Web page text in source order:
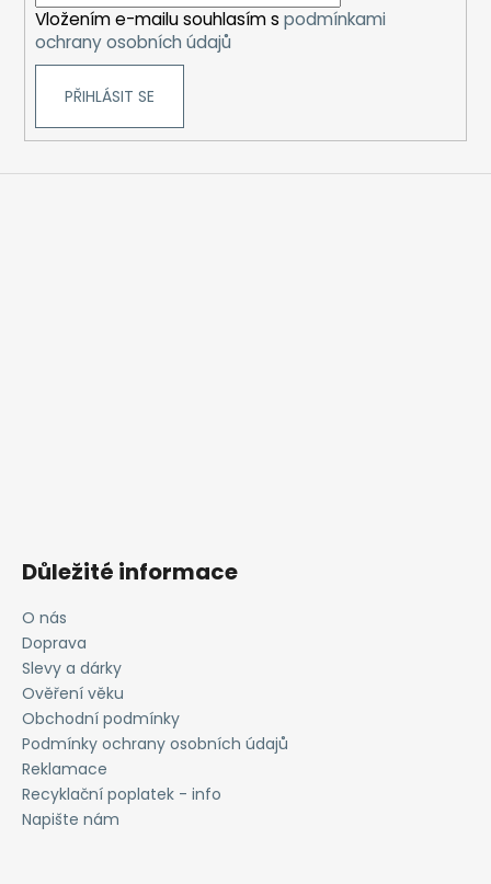
Vložením e-mailu souhlasím s podmínkami
ochrany osobních údajů
PŘIHLÁSIT SE
Důležité informace
O nás
Doprava
Slevy a dárky
Ověření věku
Obchodní podmínky
Podmínky ochrany osobních údajů
Reklamace
Recyklační poplatek - info
Napište nám